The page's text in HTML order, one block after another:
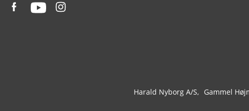
Harald Nyborg A/S Gammel